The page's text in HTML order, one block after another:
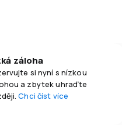
záloha
si nyní s nízkou
a zbytek uhraďte
Chci číst více